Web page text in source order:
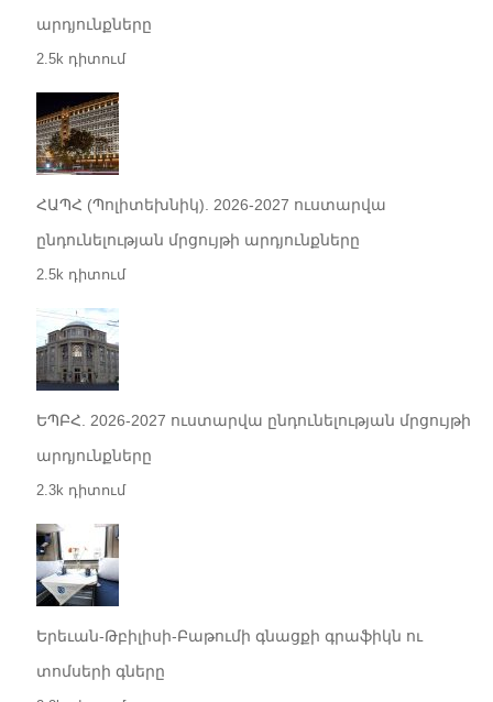
արդյունքները
2.5k դիտում
ՀԱՊՀ (Պոլիտեխնիկ). 2026-2027 ուստարվա
ընդունելության մրցույթի արդյունքները
2.5k դիտում
ԵՊԲՀ. 2026-2027 ուստարվա ընդունելության մրցույթի
արդյունքները
2.3k դիտում
Երեւան-Թբիլիսի-Բաթումի գնացքի գրաֆիկն ու
տոմսերի գները